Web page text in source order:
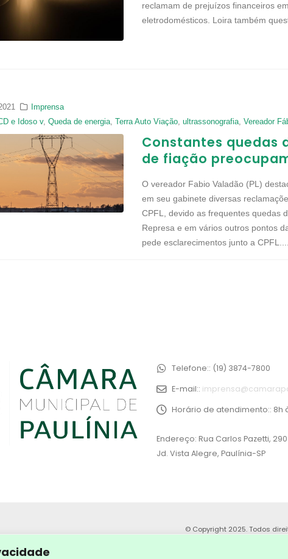
reclamam de prejuízos financeiros
eletrodomésticos. Loira também
Imprensa
e Idoso v, Queda de energia, Terra Auto Viação, ultrassonografia, Vereador
Constantes quedas
de fiação
O vereador Fabio Valadão (PL)
em seu gabinete diversas
CPFL, devido as frequentes quedas
Represa e em vários outros pontos
pede esclarecimentos junto a CPFL....
Telefone:: (19) 3874-7800
E-mail::
Horário de atendimento:: 8h
Endereço: Rua Carlos Pazetti, 290
Jd. Vista Alegre, Paulínia-SP
© Copyright 2025. Todos